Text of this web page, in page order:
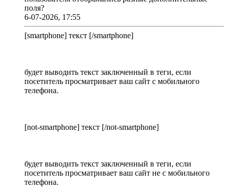
поля?
6-07-2026, 17:55
[smartphone] текст [/smartphone]
будет выводить текст заключенный в теги, если
посетитель просматривает ваш сайт с мобильного
телефона.
[not-smartphone] текст [/not-smartphone]
будет выводить текст заключенный в теги, если
посетитель просматривает ваш сайт не с мобильного
телефона.